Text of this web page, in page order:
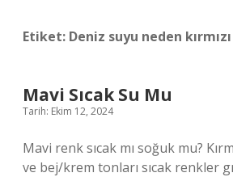
Etiket: Deniz suyu neden
Mavi Sıcak Su Mu
Tarih: Ekim 12, 2024
Mavi renk sıcak mı soğuk mu?
ve bej/krem tonları sıcak renkler